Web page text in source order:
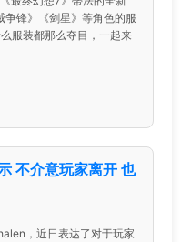
锋》《剑星》等角色的服
服装都那么夺目，一起来
不介意玩家离开 也
，近日表达了对于玩家